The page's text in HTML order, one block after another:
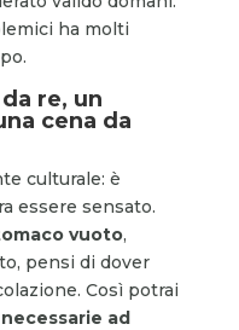
ha molti
re, un
cena da
culturale: è
essere sensato.
vuoto,
pensi di dover
Così potrai
ad